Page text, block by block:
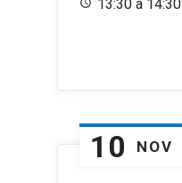
13:30 a 14:30
10 NOV